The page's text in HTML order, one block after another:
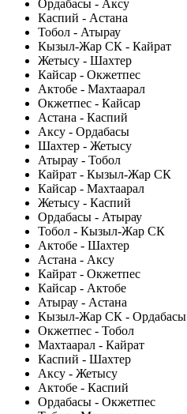
Ордабасы - Аксу
Каспий - Астана
Тобол - Атырау
Кызыл-Жар СК - Кайрат
Жетысу - Шахтер
Кайсар - Окжетпес
Актобе - Махтаарал
Окжетпес - Кайсар
Астана - Каспий
Аксу - Ордабасы
Шахтер - Жетысу
Атырау - Тобол
Кайрат - Кызыл-Жар СК
Кайсар - Махтаарал
Жетысу - Каспий
Ордабасы - Атырау
Тобол - Кызыл-Жар СК
Актобе - Шахтер
Астана - Аксу
Кайрат - Окжетпес
Кайсар - Актобе
Атырау - Астана
Кызыл-Жар СК - Ордабасы
Окжетпес - Тобол
Махтаарал - Кайрат
Каспий - Шахтер
Аксу - Жетысу
Актобе - Каспий
Ордабасы - Окжетпес